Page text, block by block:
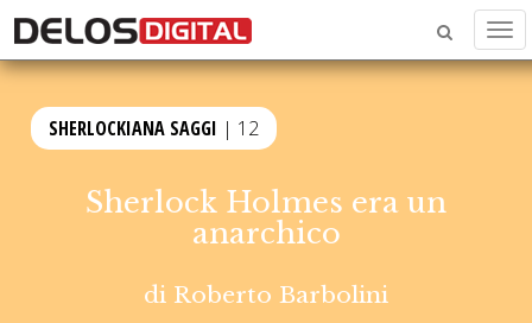
SHERLOCKIANA SAGGI | 12
Sherlock Holmes era un
anarchico
di Roberto Barbolini